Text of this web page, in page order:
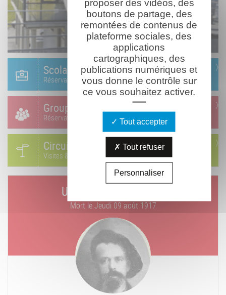
Scolaire
Réservation & informations
Groupes
Réservation & informations
Circuits
Visites & parcours thématiques
Un jour, un combattant
Mort leJeudi 09 août 1917
proposer des vidéos, des
boutons de partage, des
remontées de contenus de
plateforme sociales, des
applications
cartographiques, des
publications numériques et
vous donne le contrôle sur
ce vous souhaitez activer.
Tout accepter
Tout refuser
Personnaliser